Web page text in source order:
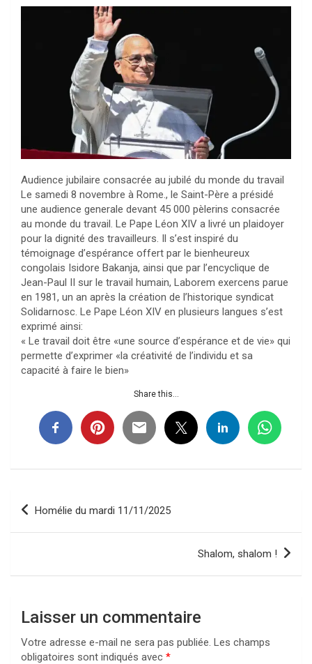
Audience jubilaire consacrée au jubilé du monde du travail
Le samedi 8 novembre à Rome., le Saint-Père a présidé
une audience generale devant 45 000 pèlerins consacrée
au monde du travail. Le Pape Léon XIV a livré un plaidoyer
pour la dignité des travailleurs. Il s’est inspiré du
témoignage d’espérance offert par le bienheureux
congolais Isidore Bakanja, ainsi que par l’encyclique de
Jean-Paul II sur le travail humain, Laborem exercens parue
en 1981, un an après la création de l’historique syndicat
Solidarnosc. Le Pape Léon XIV en plusieurs langues s’est
exprimé ainsi:
« Le travail doit être «une source d’espérance et de vie» qui
permette d’exprimer «la créativité de l’individu et sa
capacité à faire le bien»
Share this...
Navigation
Homélie du mardi 11/11/2025
Shalom, shalom !
Laisser un commentaire
Votre adresse e-mail ne sera pas publiée. Les champs
obligatoires sont indiqués avec *